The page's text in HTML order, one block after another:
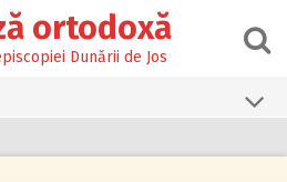
ortodoxă
Dunării de Jos